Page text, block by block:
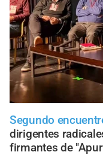
Segundo
dirigentes
firmantes de